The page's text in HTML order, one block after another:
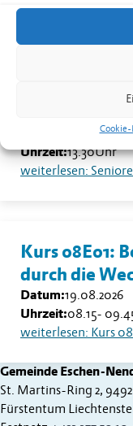
weiterlesen: Kurs
Sommerfest
18.08.2026
Uhrzeit:13.30Uhr
Kurs 08E01:
durch die
Datum:19.08.2026
Uhrzeit:08.15-
Gemeinde Eschen-
St. Martins-Ring 2, 9492
Fürstentum